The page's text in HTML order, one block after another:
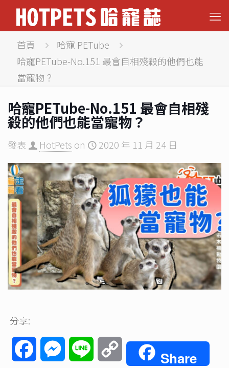
首頁
哈寵 PETube
哈寵PETube-No.151 最會自相殘殺的他們也能
當寵物？
哈寵PETube-No.151 最會自相殘
殺的他們也能當寵物？
發表 HotPets on 2020 年 11 月 24 日
分享:
FacebookMessenger
Line
Copy
Share